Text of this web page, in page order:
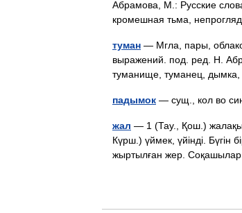
Абрамова, М.: Русские
кромешная тьма,
туман — Мгла, пары,
выражений. под. ред. Н.
туманище, туманец,
падымок — сущ., кол во
жал — 1 (Тау., Қош.)
Күрш.) үймек, үйінді.
жыртылған жер.